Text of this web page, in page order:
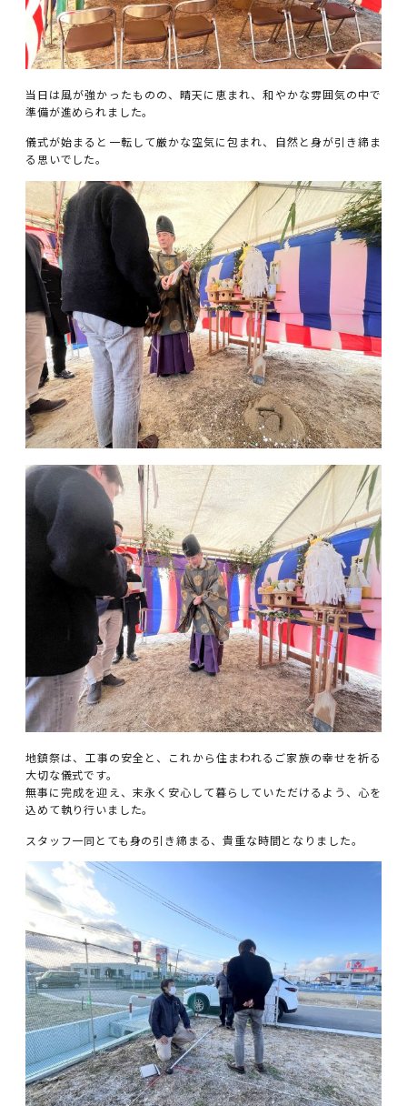
当日は風が強かったものの、晴天に恵まれ、和やかな雰囲気の中で
準備が進められました。
儀式が始まると一転して厳かな空気に包まれ、自然と身が引き締ま
る思いでした。
地鎮祭は、工事の安全と、これから住まわれるご家族の幸せを祈る
大切な儀式です。
無事に完成を迎え、末永く安心して暮らしていただけるよう、心を
込めて執り行いました。
スタッフ一同とても身の引き締まる、貴重な時間となりました。